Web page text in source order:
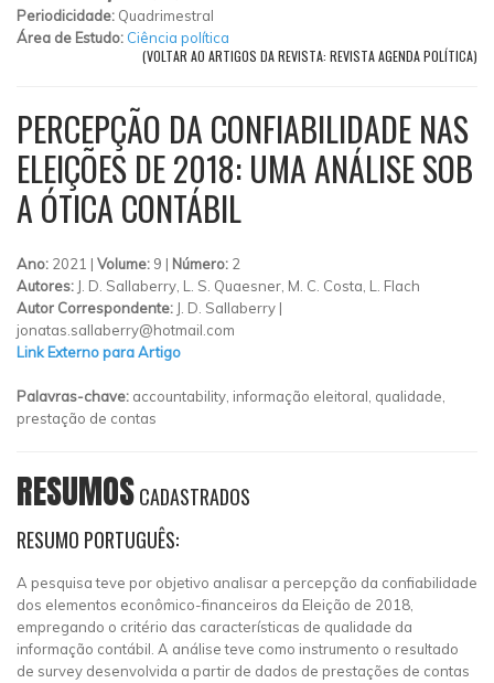
Periodicidade: Quadrimestral
Área de Estudo: Ciência política
(VOLTAR AO ARTIGOS DA REVISTA: REVISTA AGENDA POLÍTICA)
PERCEPÇÃO DA CONFIABILIDADE NAS
ELEIÇÕES DE 2018: UMA ANÁLISE SOB
A ÓTICA CONTÁBIL
Ano: 2021 | Volume: 9 | Número: 2
Autores: J. D. Sallaberry, L. S. Quaesner, M. C. Costa, L. Flach
Autor Correspondente: J. D. Sallaberry |
jonatas.sallaberry@hotmail.com
Link Externo para Artigo
Palavras-chave: accountability, informação eleitoral, qualidade,
prestação de contas
RESUMOSCADASTRADOS
RESUMO PORTUGUÊS:
A pesquisa teve por objetivo analisar a percepção da confiabilidade
dos elementos econômico-financeiros da Eleição de 2018,
empregando o critério das características de qualidade da
informação contábil. A análise teve como instrumento o resultado
de survey desenvolvida a partir de dados de prestações de contas